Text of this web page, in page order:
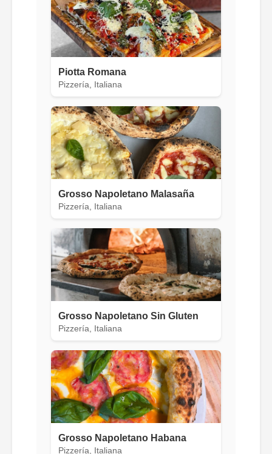
Piotta Romana
Pizzería, Italiana
Grosso Napoletano Malasaña
Pizzería, Italiana
Grosso Napoletano Sin Gluten
Pizzería, Italiana
Grosso Napoletano Habana
Pizzería, Italiana